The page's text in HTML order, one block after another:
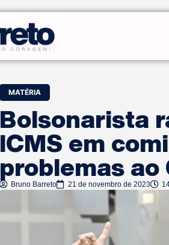
MATÉRIA
Bolsonarista
ICMS em
problemas ao
Bruno Barreto 21 de novembro de 2023